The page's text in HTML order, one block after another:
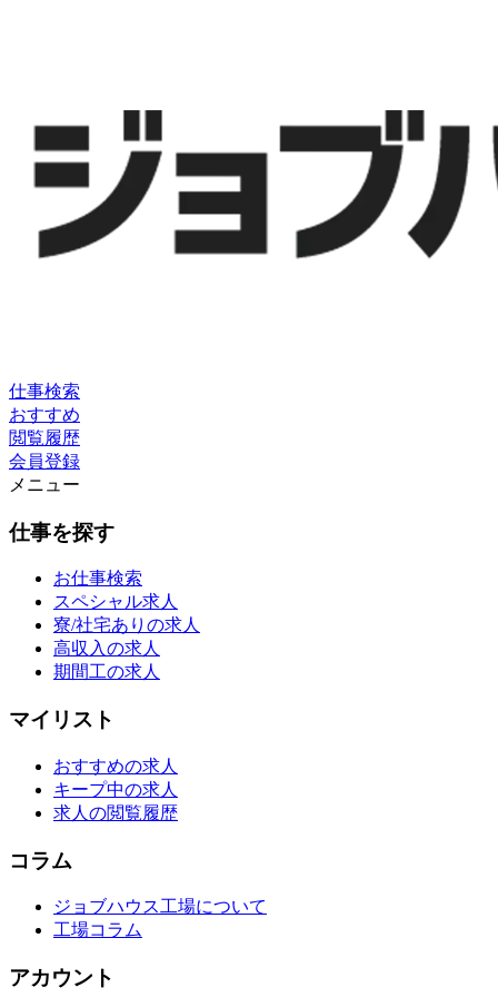
仕事検索
おすすめ
閲覧履歴
会員登録
メニュー
仕事を探す
お仕事検索
スペシャル求人
寮/社宅ありの求人
高収入の求人
期間工の求人
マイリスト
おすすめの求人
キープ中の求人
求人の閲覧履歴
コラム
ジョブハウス工場について
工場コラム
アカウント